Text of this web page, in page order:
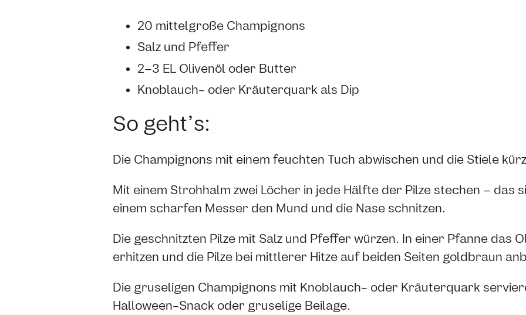
20 mittelgroße Champignons
Salz und Pfeffer
2–3 EL Olivenöl oder Butter
Knoblauch- oder Kräuterquark als Dip
So geht’s:
Die Champignons mit einem feuchten Tuch abwischen und die Stiele
Mit einem Strohhalm zwei Löcher in jede Hälfte der Pilze stechen – das
einem scharfen Messer den Mund und die Nase schnitzen.
Die geschnitzten Pilze mit Salz und Pfeffer würzen. In einer Pfanne das
erhitzen und die Pilze bei mittlerer Hitze auf beiden Seiten goldbraun
Die gruseligen Champignons mit Knoblauch- oder Kräuterquark
Halloween-Snack oder gruselige Beilage.